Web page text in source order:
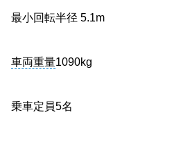
最小回転半径 5.1m
車両重量1090kg
乗車定員5名